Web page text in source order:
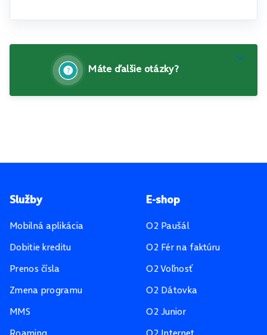
Máte ďalšie otázky?
Pätička stránky
Služby
Mobilná aplikácia
Dobitie kreditu
Prenos čísla
Zmena programu
MMS
E-shop
O2 Paušál
O2 Fér na faktúru
O2 Voľnosť
O2 Dátovka
O2 Junior